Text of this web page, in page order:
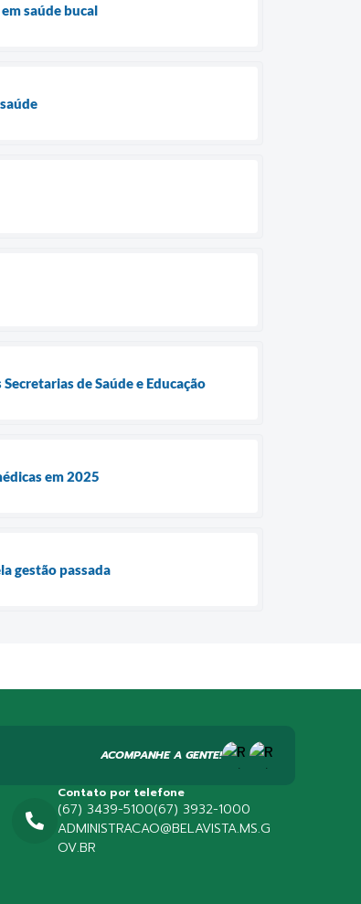
saúde bucal
de Saúde e Educação
em 2025
gestão passada
ACOMPANHE A GENTE!
Contato por telefone
(67) 3439-5100(67) 3932-1000
ADMINISTRACAO@BELAVISTA.MS.G
OV.BR